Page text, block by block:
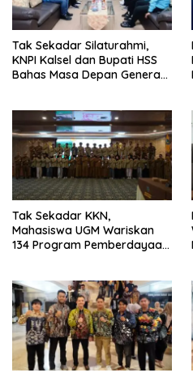
Tak Sekadar Silaturahmi,
KNPI Kalsel dan Bupati HSS
Bahas Masa Depan Generasi
Tak Sekadar KKN,
Mahasiswa UGM Wariskan
134 Program Pemberdayaan